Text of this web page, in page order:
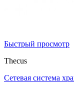
Быстрый просмотр
Thecus
Сетевая система